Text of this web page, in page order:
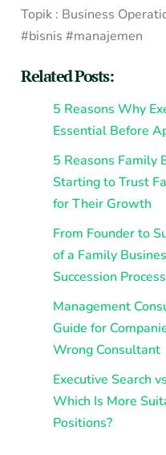
Topik : Business
#bisnis #manajemen
Related Posts:
5 Reasons Why
Essential Before
5 Reasons Family
Starting to Trust
for Their Growth
From Founder to
of a Family
Succession Process
Management
Guide for
Wrong Consultant
Executive Search
Which Is More
Positions?